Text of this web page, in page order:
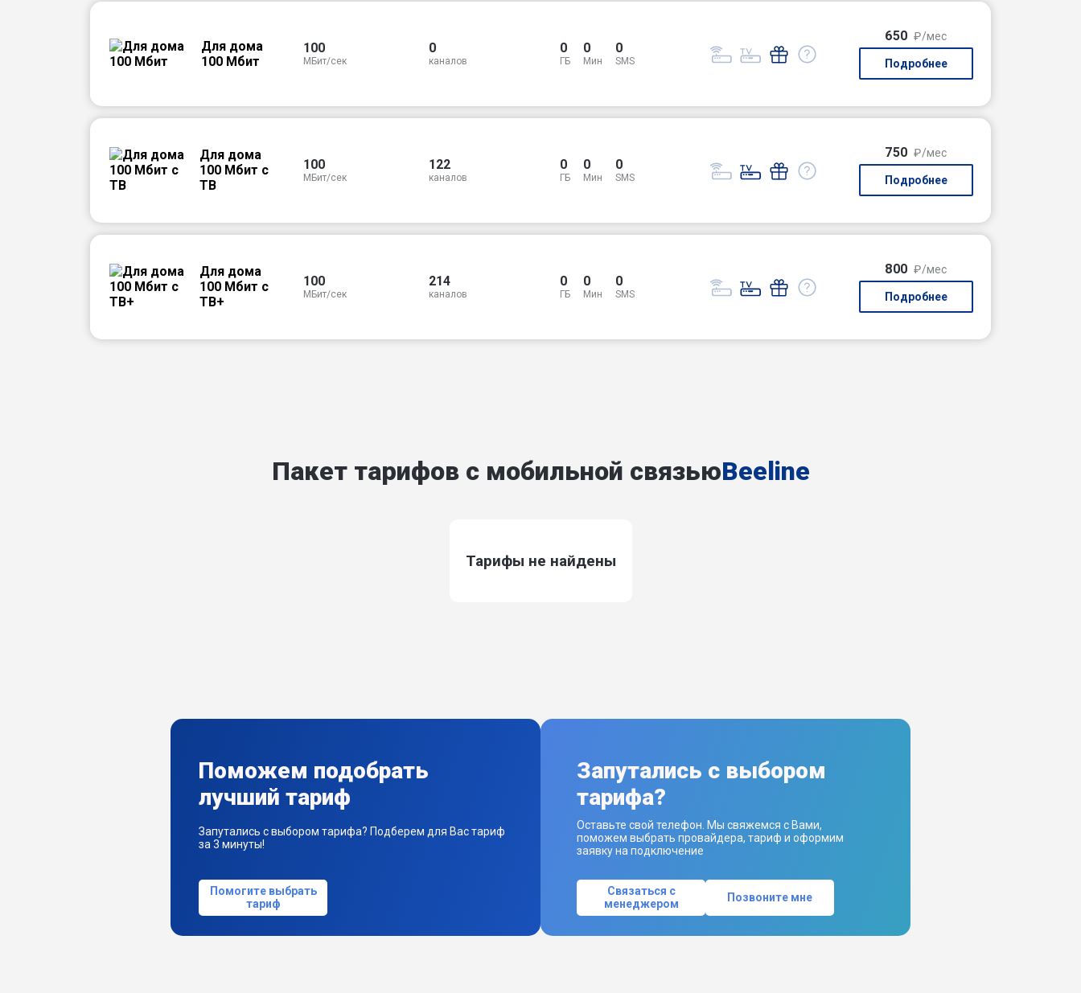
Для дома
100 Мбит
100
МБит/сек
0
каналов
0
ГБ
0
Мин
0
SMS
650 ₽/мес
Подробнее
Для дома
100 Мбит с
ТВ
100
МБит/сек
122
каналов
0
ГБ
0
Мин
0
SMS
750 ₽/мес
Подробнее
Для дома
100 Мбит с
ТВ+
100
МБит/сек
214
каналов
0
ГБ
0
Мин
0
SMS
800 ₽/мес
Подробнее
Пакет тарифов с мобильной связьюBeeline
Тарифы не найдены
Поможем подобрать
лучший тариф
Запутались с выбором тарифа? Подберем для Вас тариф
за 3 минуты!
Помогите выбрать
тариф
Запутались с выбором
тарифа?
Оставьте свой телефон. Мы свяжемся с Вами,
поможем выбрать провайдера, тариф и оформим
заявку на подключение
Связаться с
менеджером
Позвоните мне